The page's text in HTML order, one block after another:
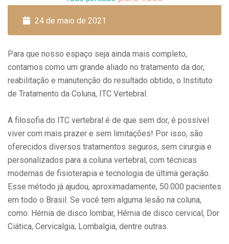
24 de maio de 2021
Para que nosso espaço seja ainda mais completo,
contamos como um grande aliado no tratamento da dor,
reabilitação e manutenção do resultado obtido, o Instituto
de Tratamento da Coluna, ITC Vertebral.
A filosofia do ITC vertebral é de que sem dor, é possível
viver com mais prazer e sem limitações! Por isso, são
oferecidos diversos tratamentos seguros, sem cirurgia e
personalizados para a coluna vertebral, com técnicas
modernas de fisioterapia e tecnologia de última geração.
Esse método já ajudou, aproximadamente, 50.000 pacientes
em todo o Brasil. Se você tem alguma lesão na coluna,
como: Hérnia de disco lombar, Hérnia de disco cervical, Dor
Ciática, Cervicalgia, Lombalgia, dentre outras.